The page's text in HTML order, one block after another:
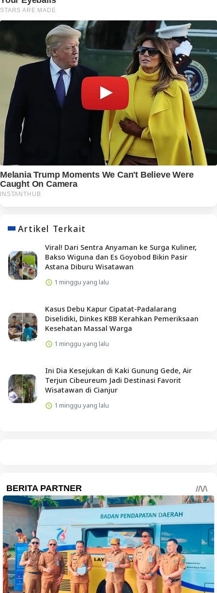
Artikel Terkait
Viral! Dari Sentra Anyaman ke Surga Kuliner,
Bakso Wiguna dan Es Goyobod Bikin Pasir
Astana Diburu Wisatawan
1 minggu yang lalu
Kasus Debu Kapur Cipatat-Padalarang
Diselidiki, Dinkes KBB Kerahkan Pemeriksaan
Kesehatan Massal Warga
1 minggu yang lalu
Ini Dia Kesejukan di Kaki Gunung Gede, Air
Terjun Cibeureum Jadi Destinasi Favorit
Wisatawan di Cianjur
1 minggu yang lalu